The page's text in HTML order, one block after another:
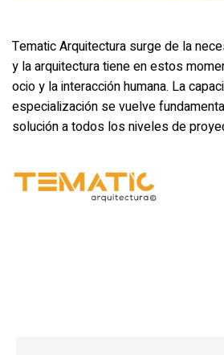
Tematic Arquitectura surge de la
y la arquitectura tiene en estos
ocio y la interacción humana. La
especialización se vuelve
solución a todos los niveles de